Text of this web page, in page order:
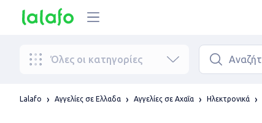
Όλες οι κατηγορίες
Lalafo Αγγελίες σε Ελλαδα Αγγελίες σε Αχαΐα Ηλεκτρονικά